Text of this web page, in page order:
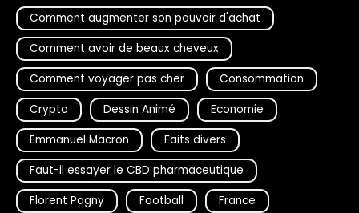
Comment augmenter son pouvoir d'achat
Comment avoir de beaux cheveux
Comment voyager pas cher
Consommation
Crypto
Dessin Animé
Economie
Emmanuel Macron
Faits divers
Faut-il essayer le CBD pharmaceutique
Florent Pagny
Football
France